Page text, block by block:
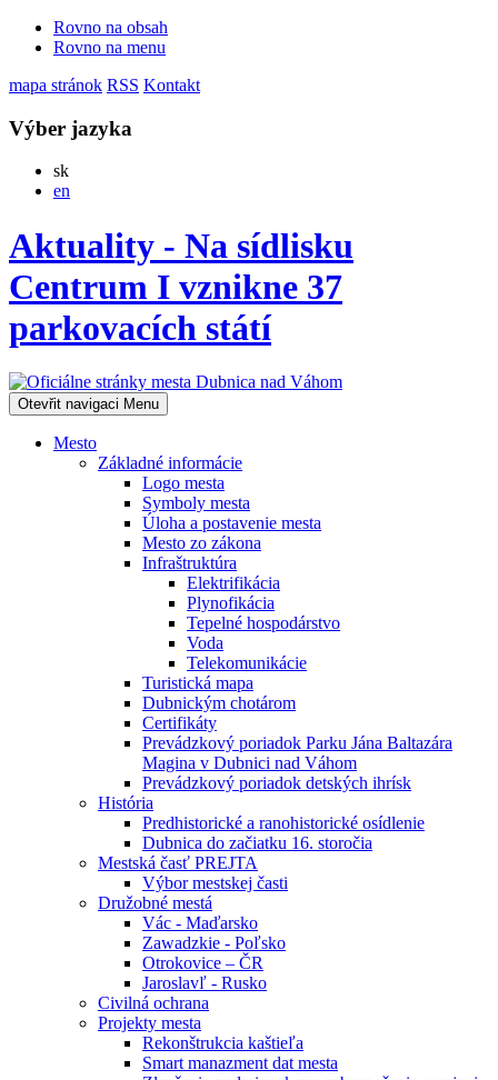
Rovno na obsah
Rovno na menu
mapa stránok RSS Kontakt
Výber jazyka
skSlovensky
en
Aktuality - Na sídlisku
Centrum I vznikne 37
parkovacích státí
Otevřit navigaci Menu
Mesto
Základné informácie
Logo mesta
Symboly mesta
Úloha a postavenie mesta
Mesto zo zákona
Infraštruktúra
Elektrifikácia
Plynofikácia
Tepelné hospodárstvo
Voda
Telekomunikácie
Turistická mapa
Dubnickým chotárom
Certifikáty
Prevádzkový poriadok Parku Jána Baltazára
Magina v Dubnici nad Váhom
Prevádzkový poriadok detských ihrísk
História
Predhistorické a ranohistorické osídlenie
Dubnica do začiatku 16. storočia
Mestská časť PREJTA
Výbor mestskej časti
Družobné mestá
Vác - Maďarsko
Zawadzkie - Poľsko
Otrokovice – ČR
Jaroslavľ - Rusko
Civilná ochrana
Projekty mesta
Rekonštrukcia kaštieľa
Smart manazment dat mesta